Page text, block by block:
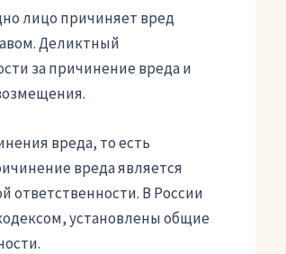
лицо причиняет вред
Деликтный
за причинение вреда и
вреда, то есть
вреда является
ответственности. В России
установлены общие